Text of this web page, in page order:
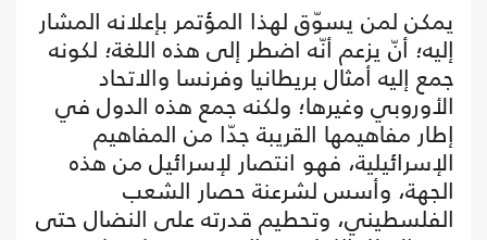
يمكن لمن يسوّق لهذا المؤتمر بإعلانه المشار
إليه؛ أنّ يزعم أنّه اضطر إلى هذه اللغة؛ لكونه
جمع إليه أمثال بريطانيا وفرنسا والاتحاد
الأوروبي وغيرها؛ ولكنه جمع هذه الدول في
إطار مفاهيمها القريبة جدّا من المفاهيم
الإسرائيلية، فهو انتصار لإسرائيل من هذه
الجهة، وأسس لشرعنة حصار الشعب
الفلسطيني، وتحطيم قدرته على النضال حتى